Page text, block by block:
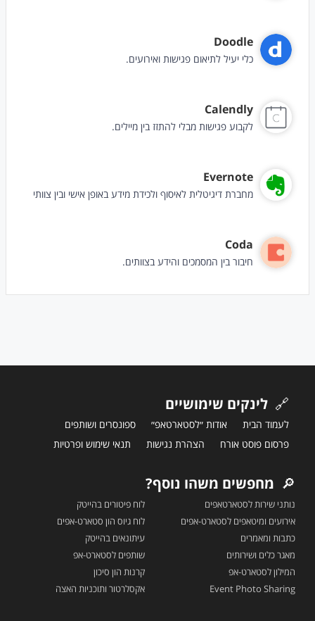
Doodle
כלי יעיל לתיאום פגישות ואירועים.
Calendly
לקבוע פגישות מבלי להתזז בין מיילים.
Evernote
מחברת דיגיטלית לאיסוף ולכידת מידע באופן אישי ובין צוותי
Coda
חיבור בין המסמכים והידע בצוותים.
🔗 לינקים שימושיים
לעמוד הבית אודות ״לסטארטאפ״
ספונסרים ושותפים
פרסום פוסט אורח
הצהרת נגישות תנאי שימוש ופרטיות
🔎 מחפשים משהו נוסף?
נותני שירות לסטארטאפים
אירועים ומיטאפים לסטארט-אפים
כתבות ומאמרים
מאגר כלים ושירותים
המילון לסטארט-אפ
Event Photo Sharing
לוח פיטורים בהייטק
לוח גיוס הון סטארט-אפים
עיתונאים בהייטק
שותפים לסטארט-אפ
קרנות הון סיכון
אקסלרטור ותוכניות האצה